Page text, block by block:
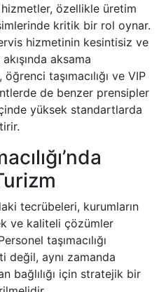
hizmetler, özellikle üretim
kritik bir rol oynar.
hizmetinin kesintisiz ve
aksama
öğrenci taşımacılığı ve VIP
de benzer prensipler
yüksek standartlarda
tecrübeleri, kurumların
ve kaliteli çözümler
taşımacılığı
değil, aynı zamanda
bağlılığı için stratejik bir